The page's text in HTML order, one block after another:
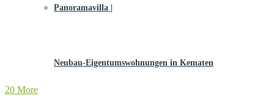
Panoramavilla |
Neubau-Eigentums­­wohnungen in Kematen
20 More